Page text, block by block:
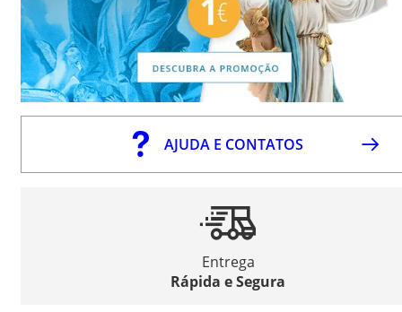
AJUDA E CONTATOS
Entrega
Rápida e Segura